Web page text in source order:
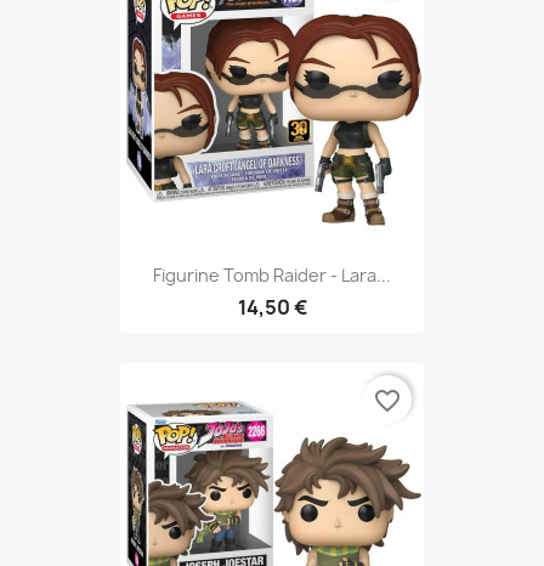
Figurine Tomb Raider - Lara...
14,50 €
favorite_border